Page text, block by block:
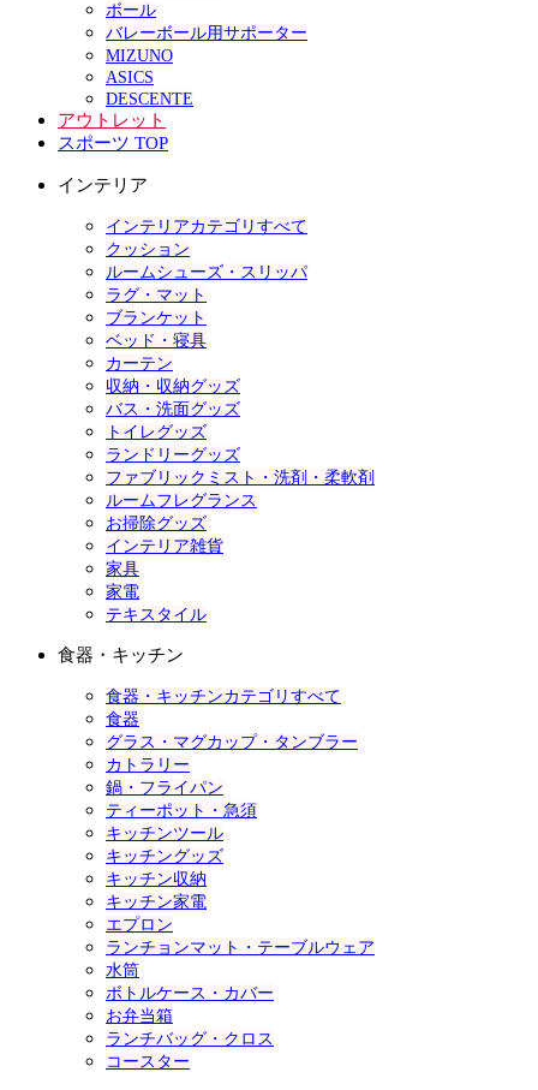
ボール
バレーボール用サポーター
MIZUNO
ASICS
DESCENTE
アウトレット
スポーツ TOP
インテリア
インテリアカテゴリすべて
クッション
ルームシューズ・スリッパ
ラグ・マット
ブランケット
ベッド・寝具
カーテン
収納・収納グッズ
バス・洗面グッズ
トイレグッズ
ランドリーグッズ
ファブリックミスト・洗剤・柔軟剤
ルームフレグランス
お掃除グッズ
インテリア雑貨
家具
家電
テキスタイル
食器・キッチン
食器・キッチンカテゴリすべて
食器
グラス・マグカップ・タンブラー
カトラリー
鍋・フライパン
ティーポット・急須
キッチンツール
キッチングッズ
キッチン収納
キッチン家電
エプロン
ランチョンマット・テーブルウェア
水筒
ボトルケース・カバー
お弁当箱
ランチバッグ・クロス
コースター